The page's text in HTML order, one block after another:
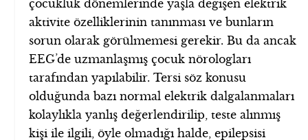
çocukluk dönemlerinde yaşla değişen elektrik
aktivite özelliklerinin tanınması ve bunların
sorun olarak görülmemesi gerekir. Bu da ancak
EEG’de uzmanlaşmış çocuk nörologları
tarafından yapılabilir. Tersi söz konusu
olduğunda bazı normal elektrik dalgalanmaları
kolaylıkla yanlış değerlendirilip, teste alınmış
kişi ile ilgili, öyle olmadığı halde, epilepsisi